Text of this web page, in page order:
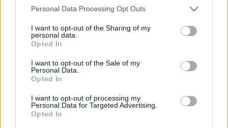
Please note that this website/app uses one or more Google
not limited to your visit or usage behaviour. You may click to
grant or deny consent to Google and its third-party tags to
use your data for below specified purposes in below Google
consent section.
Personal Data Processing Opt Outs
I want to opt-out of the Sharing of my
personal data.
Opted In
I want to opt-out of the Sale of my
Personal Data.
Opted In
I want to opt-out of processing my
Personal Data for Targeted Advertising.
Opted In